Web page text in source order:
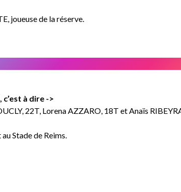
joueuse de la réserve.
à dire ->
22T, Lorena AZZARO, 18T et Anaïs
Stade de Reims.